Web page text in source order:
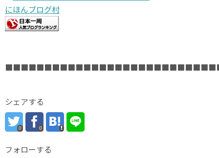
にほんブログ村
シェアする
0 0
フォローする